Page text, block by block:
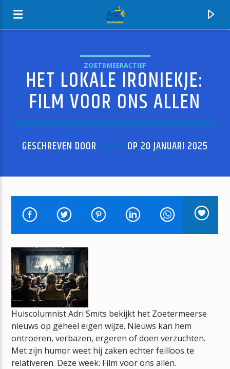
MZ-RADIO
HUIDIG NUMMER
BOUWVAL
ERIK-VERBOUW
mz-radio
ZOETRMEERACTIEF
HET LOKALE IRONIEKJE:
FILM VOOR ONS ALLEN
GESCHREVEN DOOR ADMIN OP 20 JANUARI 2025
Huiscolumnist Adri Smits bekijkt het Zoetermeerse
nieuws op geheel eigen wijze. Nieuws kan hem
ontroeren, verbazen, ergeren of doen verzuchten.
Met zijn humor weet hij zaken echter feilloos te
relativeren. Deze week: Film voor ons allen.